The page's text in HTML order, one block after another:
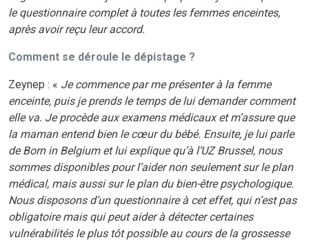
le questionnaire complet à toutes les femmes enceintes,
après avoir reçu leur accord.
Comment se déroule le dépistage ?
Zeynep : « Je commence par me présenter à la femme
enceinte, puis je prends le temps de lui demander comment
elle va. Je procède aux examens médicaux et m’assure que
la maman entend bien le cœur du bébé. Ensuite, je lui parle
de Born in Belgium et lui explique qu’à l’UZ Brussel, nous
sommes disponibles pour l’aider non seulement sur le plan
médical, mais aussi sur le plan du bien-être psychologique.
Nous disposons d’un questionnaire à cet effet, qui n’est pas
obligatoire mais qui peut aider à détecter certaines
vulnérabilités le plus tôt possible au cours de la grossesse